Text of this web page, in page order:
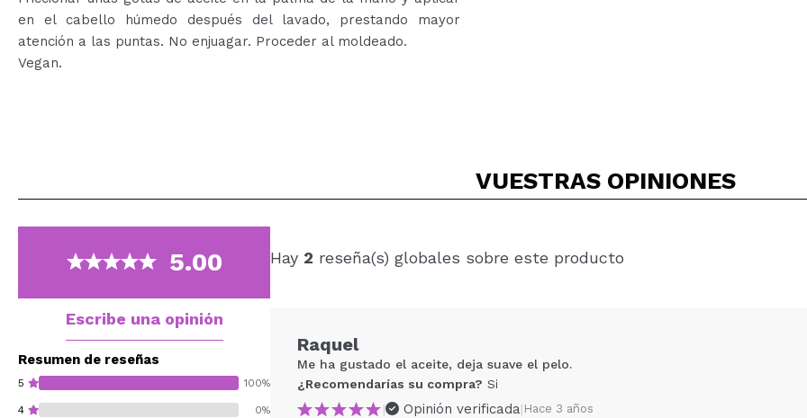
en el cabello húmedo después del lavado, prestando mayor
atención a las puntas. No enjuagar. Proceder al moldeado.
Vegan.
VUESTRAS OPINIONES
5.00
Escribe una opinión
Resumen de reseñas
5 100%
4 0%
Hay 2 reseña(s) globales sobre este producto
Raquel
Me ha gustado el aceite, deja suave el pelo.
¿Recomendarías su compra? Si
|
Opinión verificada| Hace 3 años